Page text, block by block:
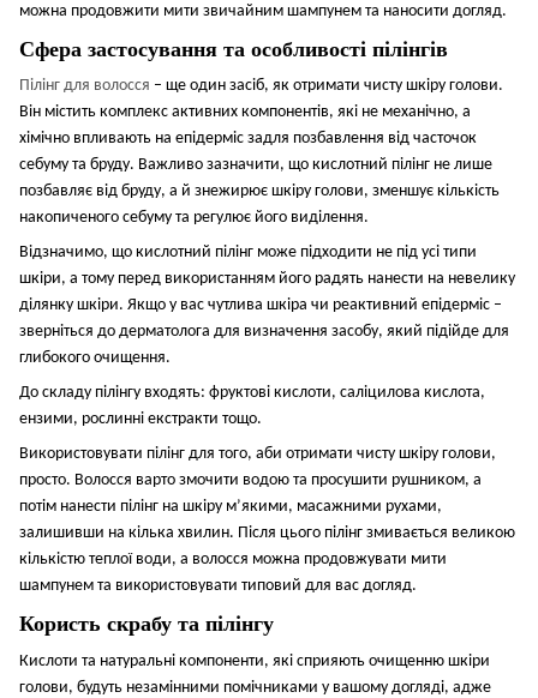
можна продовжити мити звичайним шампунем та наносити догляд.
Сфера застосування та особливості пілінгів
Пілінг для волосся – ще один засіб, як отримати чисту шкіру голови.
Він містить комплекс активних компонентів, які не механічно, а
хімічно впливають на епідерміс задля позбавлення від часточок
себуму та бруду. Важливо зазначити, що кислотний пілінг не лише
позбавляє від бруду, а й знежирює шкіру голови, зменшує кількість
накопиченого себуму та регулює його виділення.
Відзначимо, що кислотний пілінг може підходити не під усі типи
шкіри, а тому перед використанням його радять нанести на невелику
ділянку шкіри. Якщо у вас чутлива шкіра чи реактивний епідерміс –
зверніться до дерматолога для визначення засобу, який підійде для
глибокого очищення.
До складу пілінгу входять: фруктові кислоти, саліцилова кислота,
ензими, рослинні екстракти тощо.
Використовувати пілінг для того, аби отримати чисту шкіру голови,
просто. Волосся варто змочити водою та просушити рушником, а
потім нанести пілінг на шкіру м’якими, масажними рухами,
залишивши на кілька хвилин. Після цього пілінг змивається великою
кількістю теплої води, а волосся можна продовжувати мити
шампунем та використовувати типовий для вас догляд.
Користь скрабу та пілінгу
Кислоти та натуральні компоненти, які сприяють очищенню шкіри
голови, будуть незамінними помічниками у вашому догляді, адже